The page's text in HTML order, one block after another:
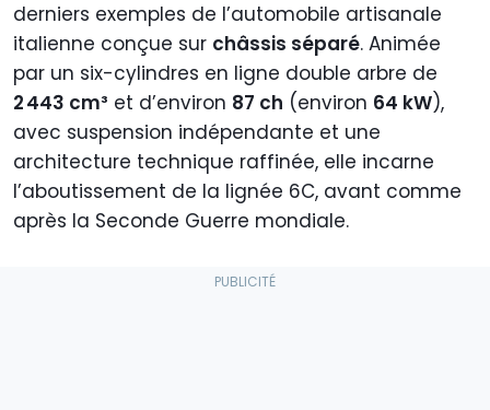
derniers exemples de l’automobile artisanale
italienne conçue sur châssis séparé. Animée
par un six-cylindres en ligne double arbre de
2 443 cm³ et d’environ 87 ch (environ 64 kW),
avec suspension indépendante et une
architecture technique raffinée, elle incarne
l’aboutissement de la lignée 6C, avant comme
après la Seconde Guerre mondiale.